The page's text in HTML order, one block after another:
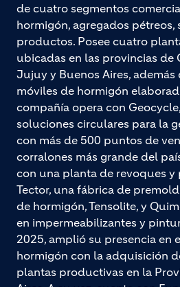
de cuatro segmentos
hormigón, agregados pétreos,
productos. Posee cuatro
ubicadas en las provincias de
Jujuy y Buenos Aires,
móviles de hormigón
compañía opera con
soluciones circulares para la
con más de 500 puntos de
corralones más grande del
con una planta de revoques y
Tector, una fábrica de
de hormigón, Tensolite, y
en impermeabilizantes y
2025, amplió su presencia en
hormigón con la adquisición
plantas productivas en la